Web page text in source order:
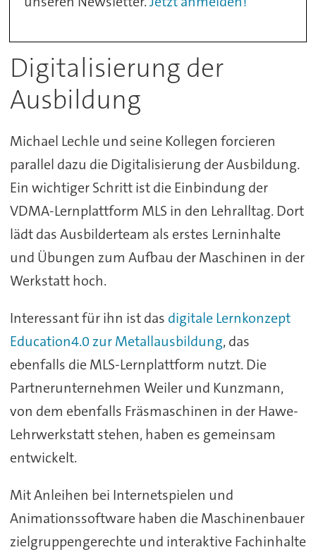
Digitalisierung der
Ausbildung
Michael Lechle und seine Kollegen forcieren
parallel dazu die Digitalisierung der Ausbildung.
Ein wichtiger Schritt ist die Einbindung der
VDMA-Lernplattform MLS in den Lehralltag. Dort
lädt das Ausbilderteam als erstes Lerninhalte
und Übungen zum Aufbau der Maschinen in der
Werkstatt hoch.
Interessant für ihn ist das digitale Lernkonzept
Education4.0 zur Metallausbildung, das
ebenfalls die MLS-Lernplattform nutzt. Die
Partnerunternehmen Weiler und Kunzmann,
von dem ebenfalls Fräsmaschinen in der Hawe-
Lehrwerkstatt stehen, haben es gemeinsam
entwickelt.
Mit Anleihen bei Internetspielen und
Animationssoftware haben die Maschinenbauer
zielgruppengerechte und interaktive Fachinhalte